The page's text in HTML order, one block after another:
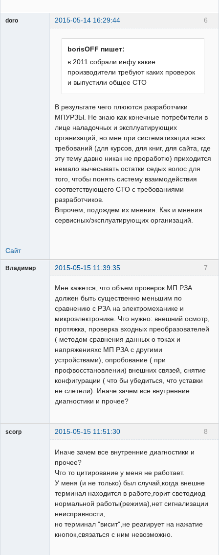
6
doro 2015-05-14 16:29:44
borisOFF пишет:
в 2011 собрали инфу какие
производители требуют каких проверок
и выпустили общее СТО
В результате чего плюются разработчики
МПУРЗЫ. Не знаю как конечные потребители в
лице наладочных и эксплуатирующих
организаций, но мне при систематизации всех
требований (для курсов, для книг, для сайта, где
эту тему давно никак не проработю) приходится
немало вычесывать остатки седых волос для
того, чтобы понять систему взаимодействия
соответствующего СТО с требованиями
разработчиков.
Впрочем, подождем их мнения. Как и мнения
сервисных/эксплуатирующих организаций.
Сайт
7
Владимир 2015-05-15 11:39:35
Мне кажется, что объем проверок МП РЗА
должен быть существенно меньшим по
сравнению с РЗА на электромеханике и
микроэлектронике. Что нужно: внешний осмотр,
протяжка, проверка входных преобразователей
( методом сравнения данных о токах и
напряженияхс МП РЗА с другими
устройствами), опробование ( при
профвосстановлении) внешних связей, снятие
конфигурации ( что бы убедиться, что уставки
не слетели). Иначе зачем все внутренние
диагностики и прочее?
8
scorp 2015-05-15 11:51:30
Иначе зачем все внутренние диагностики и
прочее?
Что то цитирование у меня не работает.
У меня (и не только) был случай,когда внешне
терминал находится в работе,горит светодиод
нормальной работы(режима),нет сигнализации
неисправности,
но терминал "висит",не реагирует на нажатие
кнопок,связаться с ним невозможно.